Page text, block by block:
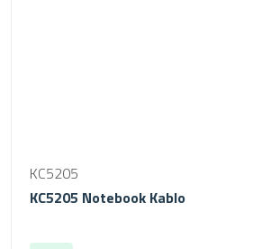
KC5205
KC5205 Notebook Kablo